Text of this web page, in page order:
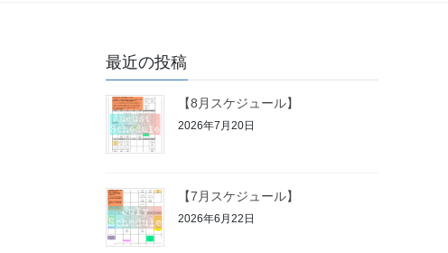
最近の投稿
【8月スケジュール】
2026年7月20日
【7月スケジュール】
2026年6月22日